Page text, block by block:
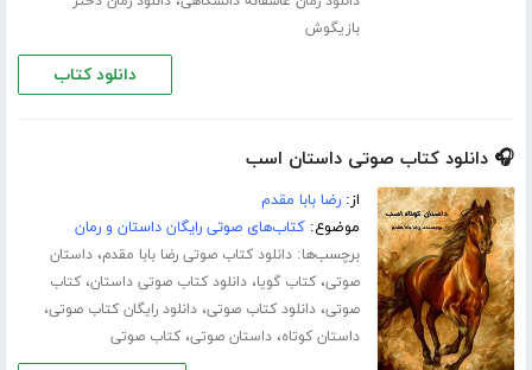
بازیگوش
دانلود کتاب
🎧 دانلود کتاب صوتی داستان اسب
از:رضا بابا مقدم
موضوع:کتاب‌های صوتی رایگان داستان و رمان
برچسب‌ها:دانلود کتاب صوتی رضا بابا مقدم،داستان
صوتی،کتاب گویا،دانلود کتاب صوتی داستان،کتاب
صوتی،دانلود کتاب صوتی،دانلود رایگان کتاب صوتی،
داستان کوتاه،داستان صوتی،کتاب صوتی